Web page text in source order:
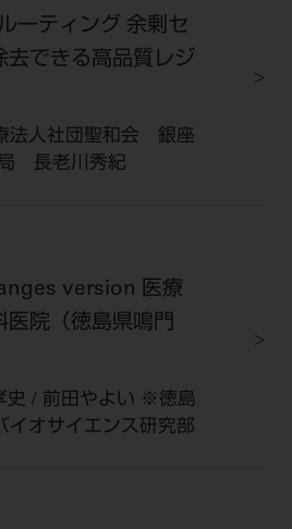
ーティング 余剰セ
去できる高品質レジ
法人社団聖和会 銀座
長老川秀紀
version 医療
医院（徳島県鳴門
史 / 前田やよい ※徳島
イオサイエンス研究部